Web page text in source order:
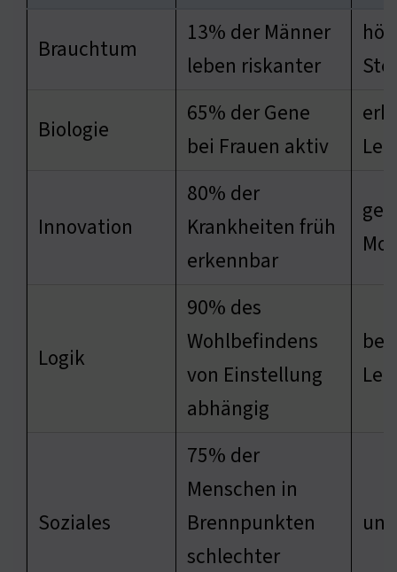
Brauchtum
13% der Männer
leben riskanter
Biologie
65% der Gene
bei Frauen aktiv
Innovation
80% der
Krankheiten früh
erkennbar
Logik
90% des
Wohlbefindens
von Einstellung
abhängig
Soziales
75% der
Menschen in
Brennpunkten
schlechter